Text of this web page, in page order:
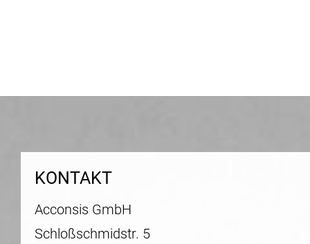
KONTAKT
Acconsis GmbH
Schloßschmidstr. 5